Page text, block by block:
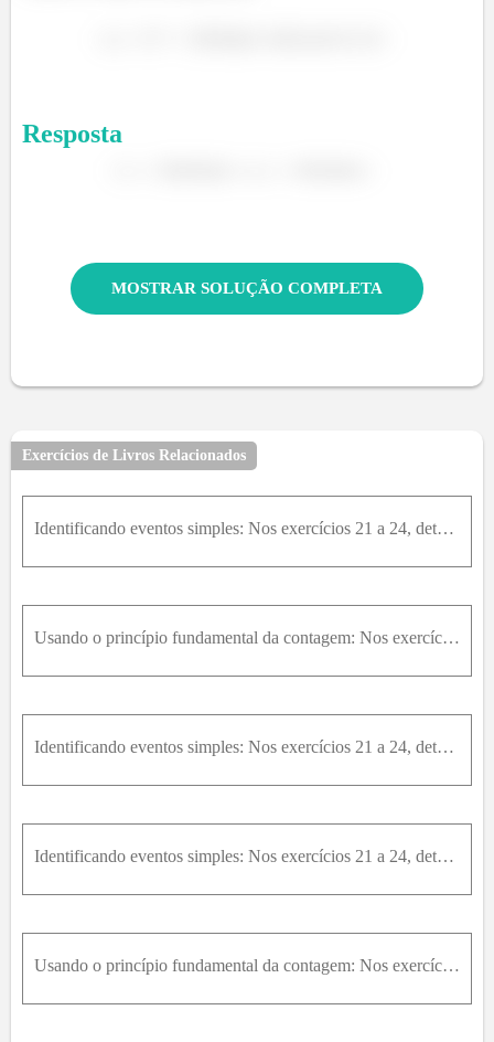
Resposta
MOSTRAR SOLUÇÃO COMPLETA
Exercícios de Livros Relacionados
Identificando eventos simples: Nos exercícios 21 a 24, determine o número de resultados no evento. Então, decida se o evento é um evento simples ou não. Explique seu raciocínio.24. Você seleciona alea
Usando o princípio fundamental da contagem: Nos exercícios 25 a 28, use o princípio fundamental da contagem. 28. Teste verdadeiro ou falso considerando que todas as questões são respondidas, de quanta
Identificando eventos simples: Nos exercícios 21 a 24, determine o número de resultados no evento. Então, decida se o evento é um evento simples ou não. Explique seu raciocínio.21. Um computador é usa
Identificando eventos simples: Nos exercícios 21 a 24, determine o número de resultados no evento. Então, decida se o evento é um evento simples ou não. Explique seu raciocínio.22. Um computador é usa
Usando o princípio fundamental da contagem: Nos exercícios 25 a 28, use o princípio fundamental da contagem. 26. Computador Um computador tem 3 opções de processador, 3 de placa gráfica, 4 de memória,